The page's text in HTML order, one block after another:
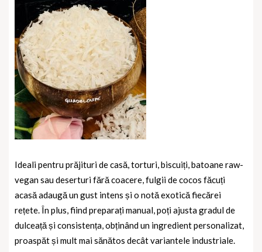
Ideali pentru prăjituri de casă, torturi, biscuiți, batoane raw-
vegan sau deserturi fără coacere, fulgii de cocos făcuți
acasă adaugă un gust intens și o notă exotică fiecărei
rețete. În plus, fiind preparați manual, poți ajusta gradul de
dulceață și consistența, obținând un ingredient personalizat,
proaspăt și mult mai sănătos decât variantele industriale.